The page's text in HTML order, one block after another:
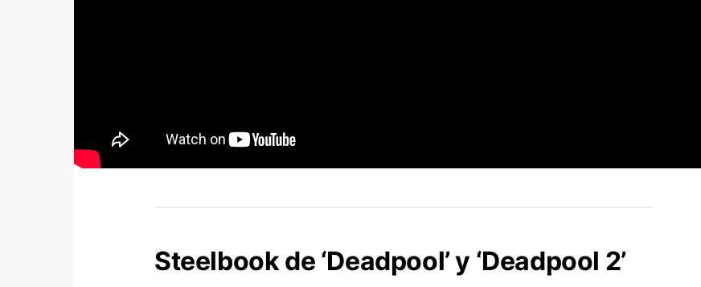
Steelbook de ‘Deadpool’ y ‘Deadpool 2’